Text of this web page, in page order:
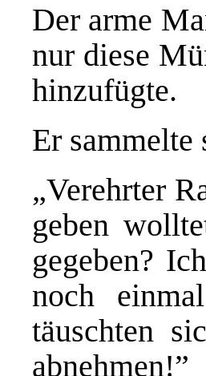
Der arme
nur diese
hinzufügte.
Er sammelte
„Verehrter
geben
gegeben?
noch
täuschten
abnehmen!”